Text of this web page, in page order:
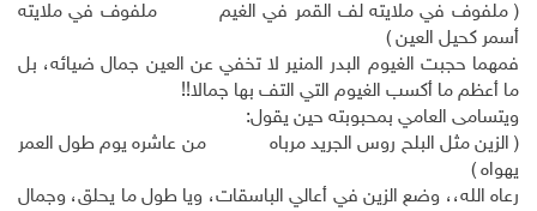
( ملفوف في ملايته لف القمر في الغيم ملفوف في ملايته
أسمر كحيل العين )
فمهما حجبت الغيوم البدر المنير لا تخفي عن العين جمال ضيائه، بل
ما أعظم ما أكسب الغيوم التي التف بها جمالا!!
ويتسامى العامي بمحبوبته حين يقول:
( الزين مثل البلح روس الجريد مرباه من عاشره يوم طول العمر
يهواه )
رعاه الله،، وضع الزين في أعالي الباسقات، ويا طول ما يحلق، وجمال